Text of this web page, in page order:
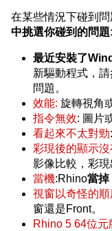
在某些情況下碰到
中挑選你碰到的問題:
最近安裝了
新驅動程式，
問題。
效能: 旋轉視角
指令無效: 圖片
看起來不太對勁
彩現後的顯示
影像比較，彩
當機:Rhino當掉
視窗以奇怪的
窗還是Front。
Rhino 5 64位